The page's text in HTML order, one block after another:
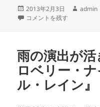
投
稿
2013年2月3日
作
admin
ミャンマーの『民主化』
コメントを残す
雨の演出が
ロベリー・
ル・レイン』